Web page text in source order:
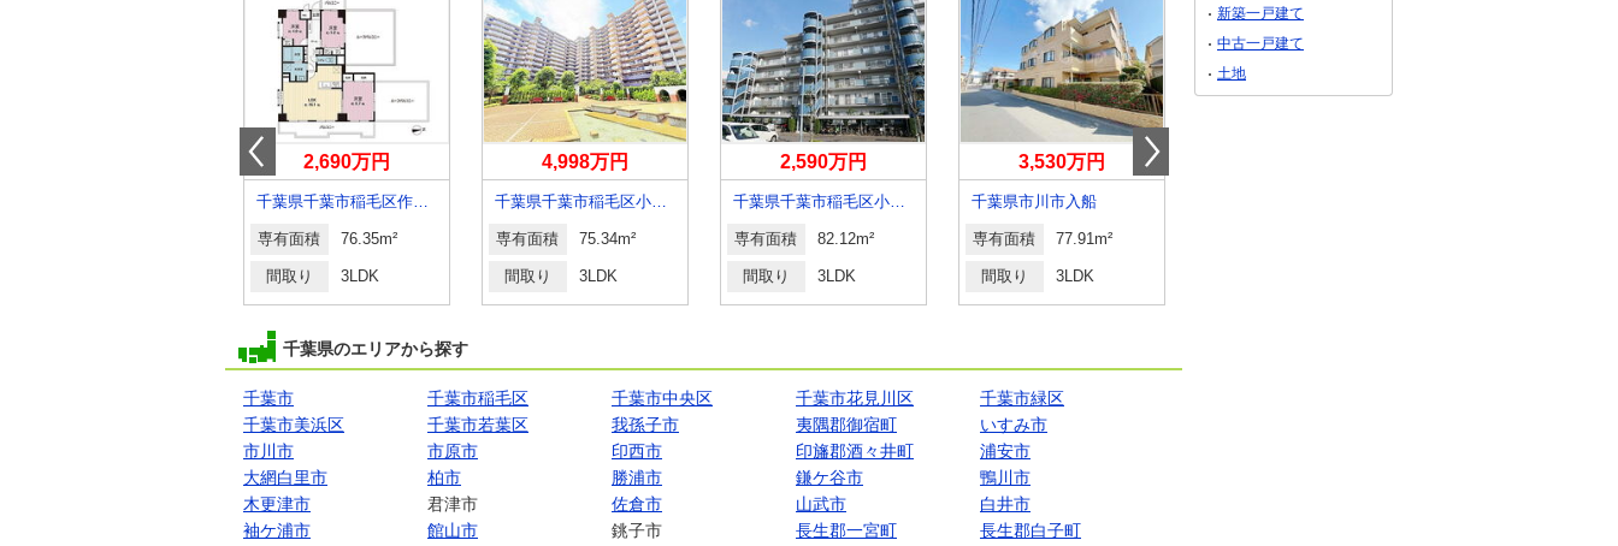
2,690万円
千葉県千葉市稲毛区作草部町
専有面積 76.35m²
間取り 3LDK
4,998万円
千葉県千葉市稲毛区小仲台７丁目
専有面積 75.34m²
間取り 3LDK
2,590万円
千葉県千葉市稲毛区小中台町
専有面積 82.12m²
間取り 3LDK
3,530万円
千葉県市川市入船
専有面積 77.91m²
間取り 3LDK
千葉県のエリアから探す
千葉市 千葉市稲毛区 千葉市中央区 千葉市花見川区
千葉市緑区
千葉市美浜区
千葉市若葉区 我孫子市 夷隅郡御宿町
いすみ市
市川市
市原市 印西市 印旛郡酒々井町
浦安市
大網白里市
柏市 勝浦市 鎌ケ谷市
鴨川市
木更津市
君津市 佐倉市 山武市
白井市
袖ケ浦市
館山市 銚子市 長生郡一宮町
長生郡白子町
新築一戸建て
中古一戸建て
土地